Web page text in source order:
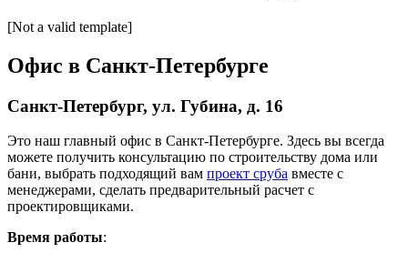
[Not a valid tem­plate]
Офис в Санкт-Петербурге
Санкт-Петербург, ул. Губина, д. 16
Это наш главный офис в Санкт-Петербурге. Здесь вы всегда
можете получить консультацию по строительству дома или
бани, выбрать подходящий вам проект сруба вместе с
менеджерами, сделать предварительный расчет с
проектировщиками.
Время работы: